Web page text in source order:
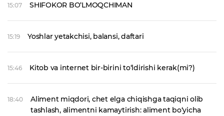
15:07 SHIFOKOR BO‘LMOQCHIMAN
15:19 Yoshlar yetakchisi, balansi, daftari
15:46 Kitob va internet bir-birini to‘ldirishi kerak(mi?)
18:40
Aliment miqdori, chet elga chiqishga taqiqni olib
tashlash, alimentni kamaytirish: aliment bo‘yicha